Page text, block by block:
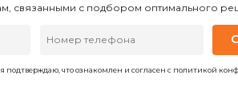
связанными с подбором оптимального
подтверждаю, что ознакомлен и согласен с политикой